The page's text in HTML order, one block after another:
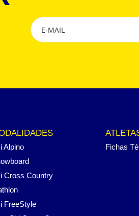
Alpino
Cross Country
FreeStyle
Fichas